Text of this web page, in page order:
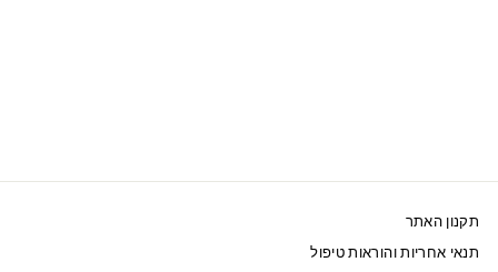
תקנון האתר
תנאי אחריות והוראות טיפול